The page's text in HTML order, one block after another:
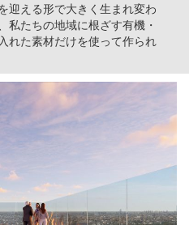
迎える形で大きく生まれ変わ
私たちの地域に根ざす有機・
れた素材だけを使って作られ